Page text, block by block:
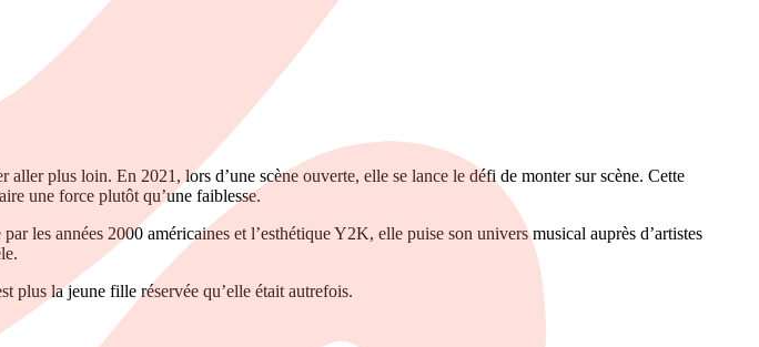
plus loin. En 2021, lors d’une scène ouverte, elle se lance le défi de monter sur scène. Cette
une force plutôt qu’une faiblesse.
les années 2000 américaines et l’esthétique Y2K, elle puise son univers musical auprès d’artistes
plus la jeune fille réservée qu’elle était autrefois.